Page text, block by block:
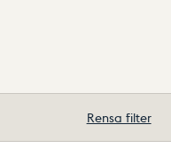
Rensa filter